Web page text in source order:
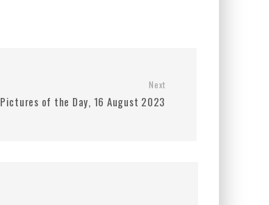
Next
Pictures of the Day, 16 August 2023